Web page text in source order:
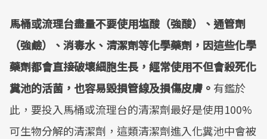
馬桶或流理台盡量不要使用塩酸（強酸）、通管劑
（強鹼）、消毒水、清潔劑等化學藥劑，因這些化學
藥劑都會直接破壞細胞生長，經常使用不但會殺死化
糞池的活菌，也容易毀損管線及損傷皮膚。 有鑑於
此，要投入馬桶或流理台的清潔劑最好是使用100%
可生物分解的清潔劑，這類清潔劑進入化糞池中會被